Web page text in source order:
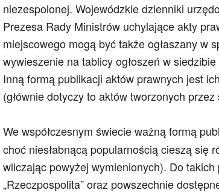
niezespolonej. Wojewódzkie dzienniki
Prezesa Rady Ministrów uchylające akty
miejscowego mogą być także ogłaszany w
wywieszenie na tablicy ogłoszeń w
Inną formą publikacji aktów prawnych jest ich
(głównie dotyczy to aktów tworzonych
We współczesnym świecie ważną formą
choć niesłabnącą popularnością cieszą się
wliczając powyżej wymienionych). Do
„Rzeczpospolita” oraz powszechnie